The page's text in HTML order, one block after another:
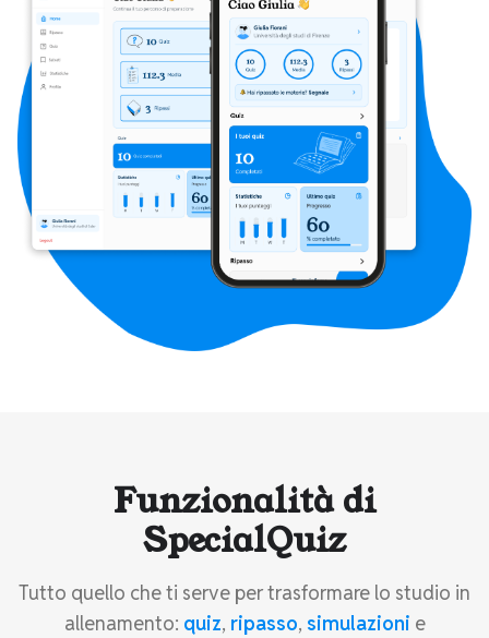
Funzionalità di
SpecialQuiz
Tutto quello che ti serve per trasformare lo studio in
allenamento: quiz, ripasso, simulazioni e